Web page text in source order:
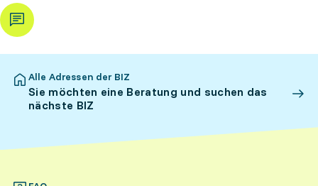
Alle Adressen der BIZ
Sie möchten eine Beratung und suchen das
nächste BIZ